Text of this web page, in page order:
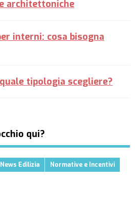
architettoniche
interni: cosa bisogna
tipologia scegliere?
qui?
News Edilizia Normative e Incentivi